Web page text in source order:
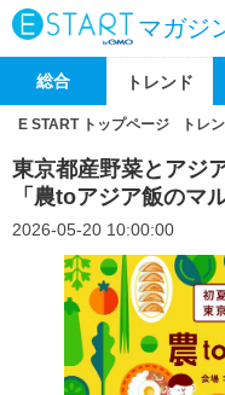
マガジ
総合 トレンド
E START トップページ トレ
東京都産野菜とアジ
「農toアジア飯のマ
2026-05-20 10:00:00